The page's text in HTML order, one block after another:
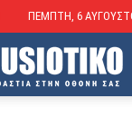
ΠΈΜΠΤΗ, 6